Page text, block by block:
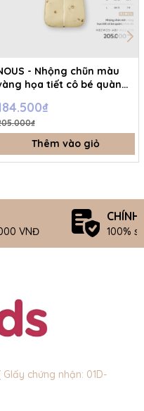
- Nhộng chũn màu
họa tiết cô bé quàng
Thêm vào giỏ
VNĐ
CHÍNH
100%
chứng nhận: 01D-